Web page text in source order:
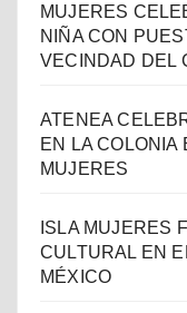
MUJERES
NIÑA CON
VECINDAD DEL
ATENEA
EN LA COLONIA
MUJERES
ISLA MUJERES
CULTURAL EN
MÉXICO